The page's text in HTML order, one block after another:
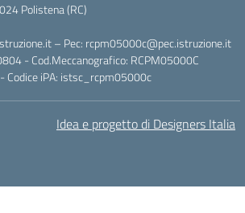
Polistena (RC)
– Pec: rcpm05000c@pec.istruzione.it
- Cod.Meccanografico: RCPM05000C
Codice iPA: istsc_rcpm05000c
Idea e progetto di Designers Italia